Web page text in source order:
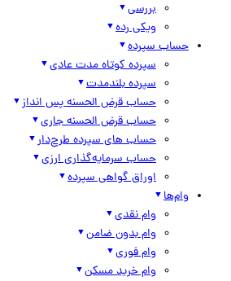
بررسی
ویکی رده
حساب سپرده
سپرده کوتاه مدت عادی
سپرده بلندمدت
حساب قرض الحسنه پس انداز
حساب قرض الحسنه جاری
حساب های سپرده طرح‌دار
حساب سرمایه‌گذاری ارزی
اوراق گواهی سپرده
وام‌ها
وام نقدی
وام بدون ضامن
وام فوری
وام خرید مسکن